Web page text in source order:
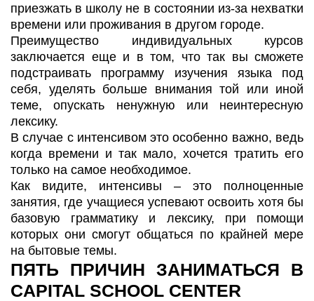
приезжать в школу не в состоянии из-за нехватки
времени или проживания в другом городе.
Преимущество индивидуальных курсов
заключается еще и в том, что так вы сможете
подстраивать программу изучения языка под
себя, уделять больше внимания той или иной
теме, опускать ненужную или неинтересную
лексику.
В случае с интенсивом это особенно важно, ведь
когда времени и так мало, хочется тратить его
только на самое необходимое.
Как видите, интенсивы – это полноценные
занятия, где учащиеся успевают освоить хотя бы
базовую грамматику и лексику, при помощи
которых они смогут общаться по крайней мере
на бытовые темы.
ПЯТЬ ПРИЧИН ЗАНИМАТЬСЯ В
CAPITAL SCHOOL CENTER